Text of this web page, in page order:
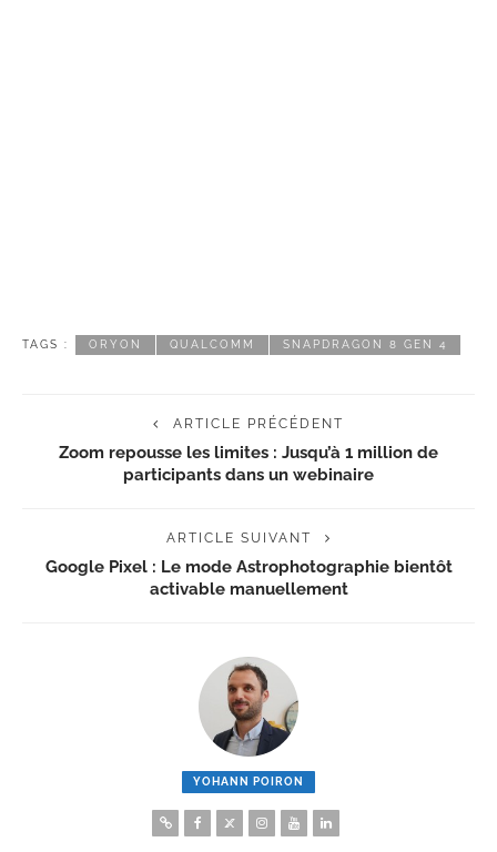
TAGS : ORYON QUALCOMM SNAPDRAGON 8 GEN 4
ARTICLE PRÉCÉDENT
Zoom repousse les limites : Jusqu’à 1 million de
participants dans un webinaire
ARTICLE SUIVANT
Google Pixel : Le mode Astrophotographie bientôt
activable manuellement
YOHANN POIRON